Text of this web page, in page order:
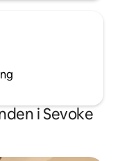
i Sevoke